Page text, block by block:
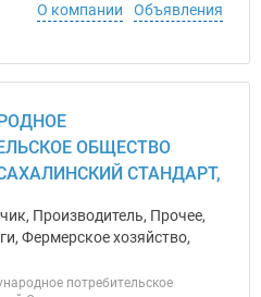
О компании
Объявления
ОБЩЕСТВО
СТАНДАРТ,
Производитель, Прочее,
Фермерское хозяйство,
потребительское